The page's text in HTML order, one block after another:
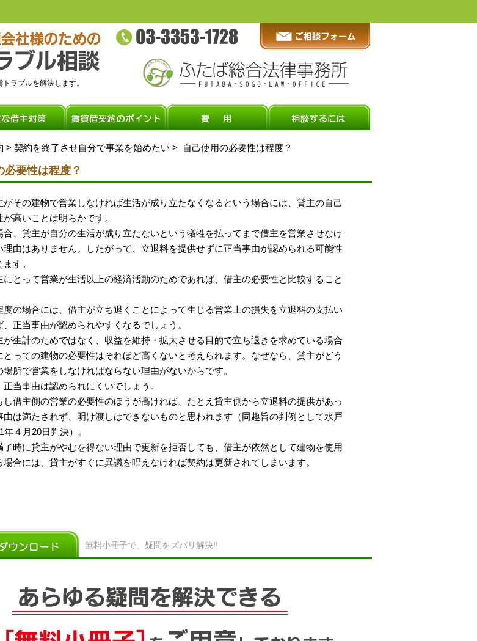
ラブルを解決します。
> 契約を終了させ自分で事業を始めたい > 自己使用の必要性は程度？
必要性は程度？
がその建物で営業しなければ生活が成り立たなくなるという場合には、貸主の自己
高いことは明らかです。
合、貸主が自分の生活が成り立たないという犠牲を払ってまで借主を営業させなけ
理由はありません。したがって、立退料を提供せずに正当事由が認められる可能性
す。
にとって営業が生活以上の経済活動のためであれば、借主の必要性と比較すること
度の場合には、借主が立ち退くことによって生じる営業上の損失を立退料の支払い
、正当事由が認められやすくなるでしょう。
が生計のためではなく、収益を維持・拡大させる目的で立ち退きを求めている場合
とっての建物の必要性はそれほど高くないと考えられます。なぜなら、貸主がどう
場所で営業をしなければならない理由がないからです。
正当事由は認められにくいでしょう。
し借主側の営業の必要性のほうが高ければ、たとえ貸主側から立退料の提供があっ
由は満たされず、明け渡しはできないものと思われます（同趣旨の判例として水戸
４月20日判決）。
了時に貸主がやむを得ない理由で更新を拒否しても、借主が依然として建物を使用
場合には、貸主がすぐに異議を唱えなければ契約は更新されてしまいます。
無料小冊子で、疑問をズバリ解決!!